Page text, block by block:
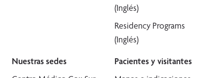
(Inglés)
Residency Programs
(Inglés)
Nuestras sedes
Pacientes y visitantes